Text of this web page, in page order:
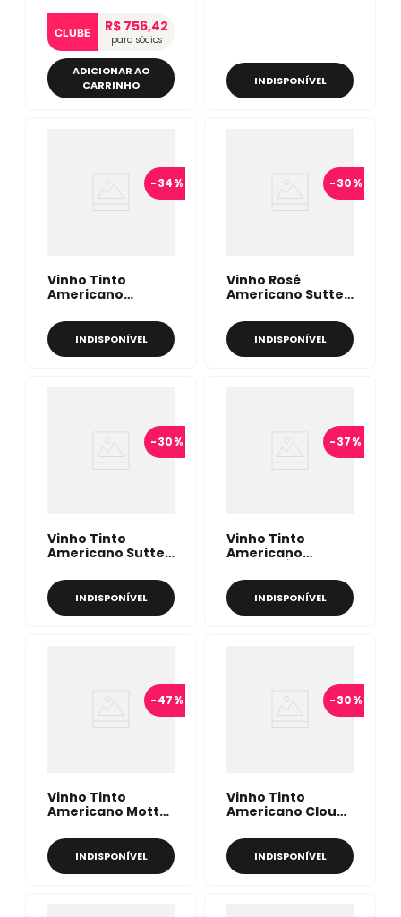
CLUBE R$ 756,42
para sócios
ADICIONAR AO
CARRINHO
INDISPONÍVEL
-34%
Vinho Tinto
Americano
Red Wine 750ml
INDISPONÍVEL
-30%
Vinho Rosé
Americano Sutter
Zinfandel 187ml
INDISPONÍVEL
-30%
Vinho Tinto
Americano Sutter
750ml
INDISPONÍVEL
-37%
Vinho Tinto
Americano
Zinfandel 750ml
INDISPONÍVEL
-47%
Vinho Tinto
Americano Motto
Zinfandel 750ml
INDISPONÍVEL
-30%
Vinho Tinto
Americano Cloud
Red Blend 750ml
INDISPONÍVEL